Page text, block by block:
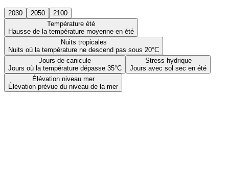
2030 2050
2100
Température été
Hausse de la température moyenne en été
Nuits tropicales
Nuits où la température ne descend pas sous 20°C
Jours de canicule
Jours où la température dépasse 35°C
Stress hydrique
Jours avec sol sec en été
Élévation niveau mer
Élévation prévue du niveau de la mer